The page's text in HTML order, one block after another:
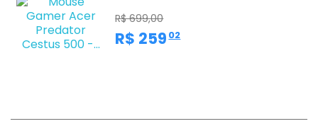
R$ 699,00
R$ 259 ,02